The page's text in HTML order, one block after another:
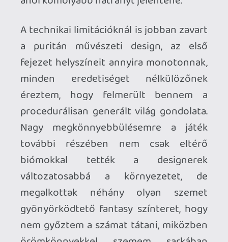
PLATFORM PC (tesztelt), PS VR2, Quest
2/3 |KIADÓSkydance Games |
FEJLESZTŐSkydance Games |
MEGJELENÉS2024. december 5. |ÁR37
Ahhoz, hogy te is hozzászólj, be kell
jelentkezned!
Necroman Mk2 2024.12.22 19:56:47
Ezt teljes mértékben adom.